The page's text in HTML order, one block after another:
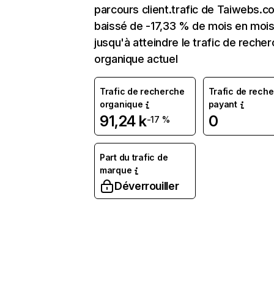
parcours client.trafic de
baissé de -17,33 % de mois en mois
jusqu'à atteindre le trafic de
organique actuel
Trafic de recherche
organique
91,24 k-17 %
Trafic de
payant
0
Part du trafic de
marque
Déverrouiller